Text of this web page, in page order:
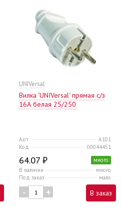
UNIVersal
Вилка 'UNIVersal' прямая с/з
16А белая 25/250
Арт
А101
Код
00044451
64.07 ₽
много
В наличии
много
Под заказ
мало
- + В заказ